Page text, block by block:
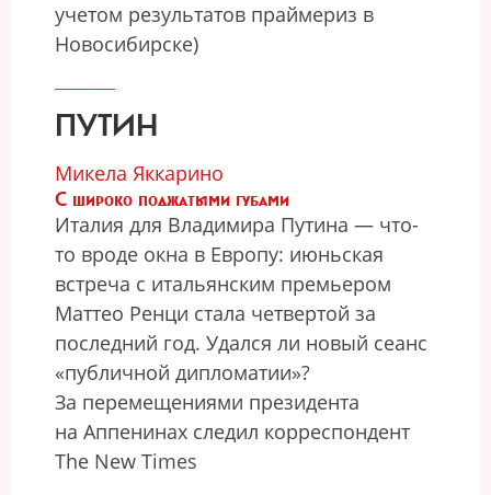
учетом результатов праймериз в
Новосибирске)
ПУТИН
Микела Яккарино
С широко поджатыми губами
Италия для Владимира Путина — что-
то вроде окна в Европу: июньская
встреча с итальянским премьером
Маттео Ренци стала четвертой за
последний год. Удался ли новый сеанс
«публичной дипломатии»?
За перемещениями президента
на Аппенинах следил корреспондент
The Nеw Times